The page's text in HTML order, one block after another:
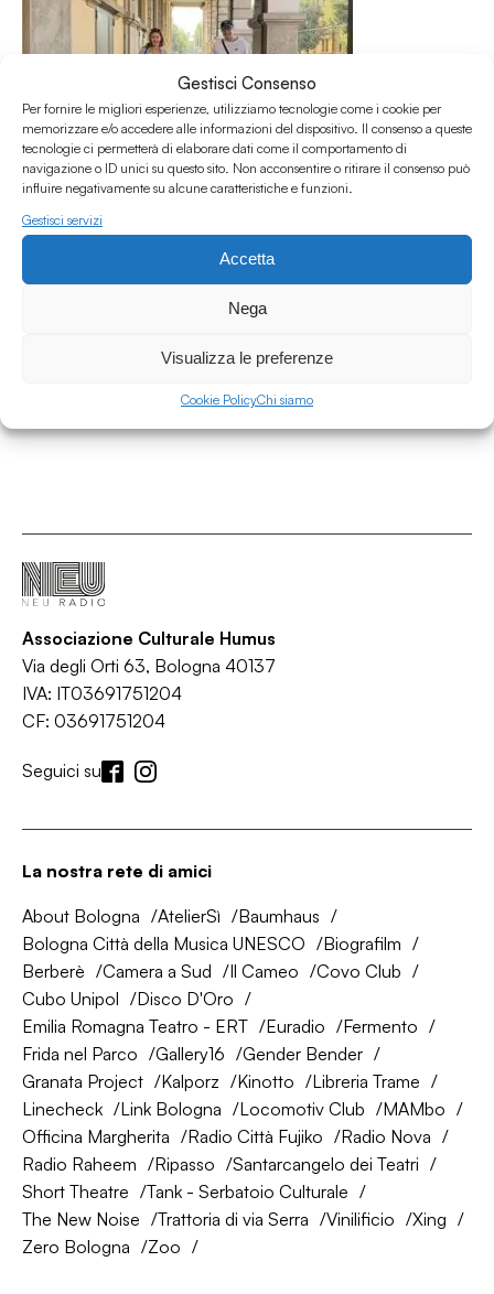
Gestisci Consenso
Per fornire le migliori esperienze, utilizziamo tecnologie come i cookie per
memorizzare e/o accedere alle informazioni del dispositivo. Il consenso a queste
tecnologie ci permetterà di elaborare dati come il comportamento di
navigazione o ID unici su questo sito. Non acconsentire o ritirare il consenso può
influire negativamente su alcune caratteristiche e funzioni.
Gestisci servizi
Accetta
Nega
Visualizza le preferenze
Cookie PolicyChi siamo
Portico w/ La Totta & MorraMc - Puntata 236
Associazione Culturale Humus
Via degli Orti 63, Bologna 40137
IVA: IT03691751204
CF: 03691751204
Seguici su
La nostra rete di amici
About Bologna AtelierSì
Baumhaus
Bologna Città della Musica UNESCO
Biografilm
Berberè
Camera a Sud Il Cameo
Covo Club
Cubo Unipol
Disco D'Oro
Emilia Romagna Teatro - ERT
Euradio
Fermento
Frida nel Parco
Gallery16
Gender Bender
Granata Project
Kalporz Kinotto
Libreria Trame
Linecheck
Link Bologna Locomotiv Club
MAMbo
Officina Margherita
Radio Città Fujiko
Radio Nova
Radio Raheem
Ripasso
Santarcangelo dei Teatri
Short Theatre
Tank - Serbatoio Culturale
The New Noise
Trattoria di via Serra Vinilificio
Xing
Zero Bologna
Zoo